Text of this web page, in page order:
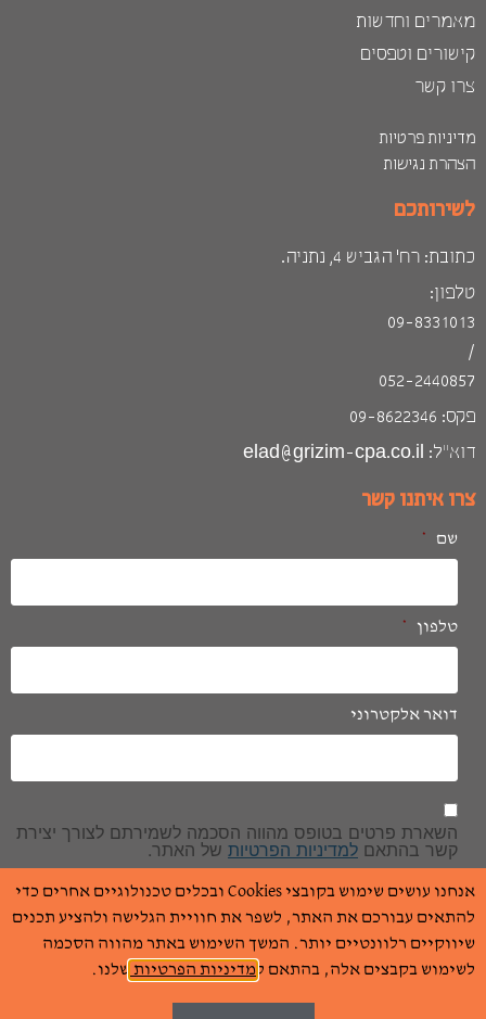
מאמרים וחדשות
קישורים וטפסים
צרו קשר
מדיניות פרטיות
הצהרת נגישות
לשירותכם
כתובת: רח׳ הגביש 4, נתניה.
טלפון:
09-8331013
/
052-2440857
פקס: 09-8622346
דוא״ל: elad@grizim-cpa.co.il
צרו איתנו קשר
שם *
טלפון *
דואר אלקטרוני
השארת פרטים בטופס מהווה הסכמה לשמירתם לצורך יצירת
קשר בהתאם למדיניות הפרטיות של האתר.
*
שלח
אנחנו עושים שימוש בקובצי Cookies ובכלים טכנולוגיים אחרים כדי
להתאים עבורכם את האתר, לשפר את חוויית הגלישה ולהציע תכנים
שיווקיים רלוונטיים יותר. המשך השימוש באתר מהווה הסכמה
לשימוש בקבצים אלה, בהתאם ל מדיניות הפרטיות שלנו.